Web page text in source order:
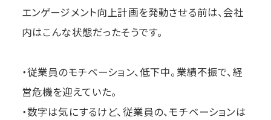
エンゲージメント向上計画を発動させる前は、会社
内はこんな状態だったそうです。
・従業員のモチベーション、低下中。業績不振で、経
営危機を迎えていた。
・数字は気にするけど、従業員の、モチベーションは